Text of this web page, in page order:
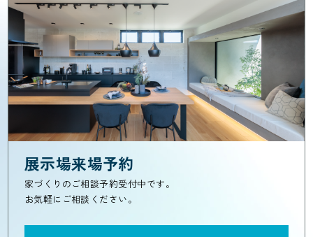
展示場来場予約
家づくりのご相談予約受付中です。
お気軽にご相談ください。